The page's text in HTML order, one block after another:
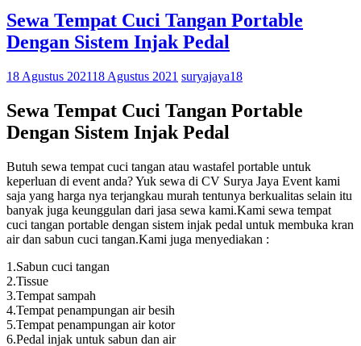
Sewa Tempat Cuci Tangan Portable
Dengan Sistem Injak Pedal
18 Agustus 202118 Agustus 2021 suryajaya18
Sewa Tempat Cuci Tangan Portable
Dengan Sistem Injak Pedal
Butuh sewa tempat cuci tangan atau wastafel portable untuk
keperluan di event anda? Yuk sewa di CV Surya Jaya Event kami
saja yang harga nya terjangkau murah tentunya berkualitas selain itu
banyak juga keunggulan dari jasa sewa kami.Kami sewa tempat
cuci tangan portable dengan sistem injak pedal untuk membuka kran
air dan sabun cuci tangan.Kami juga menyediakan :
1.Sabun cuci tangan
2.Tissue
3.Tempat sampah
4.Tempat penampungan air besih
5.Tempat penampungan air kotor
6.Pedal injak untuk sabun dan air